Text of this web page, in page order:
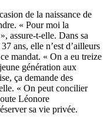
de la naissance de
« Pour moi la
assure-t-elle. Dans sa
ans, elle n’est d’ailleurs
mandat. « On a eu treize
génération aux
ça demande des
« On peut concilier
Léonore
sa vie privée.